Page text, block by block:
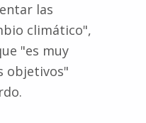
las
climático",
"es muy
objetivos"